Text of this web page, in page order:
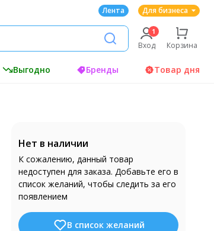
Лента Для бизнеса
Вход Корзина
Выгодно Бренды Товар дня
Нет в наличии
К сожалению, данный товар
недоступен для заказа. Добавьте его в
список желаний, чтобы следить за его
появлением
В список желаний